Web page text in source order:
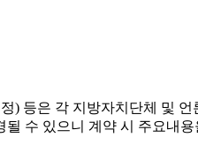
) 등은 각 지방자치단체 및 언
수 있으니 계약 시 주요내